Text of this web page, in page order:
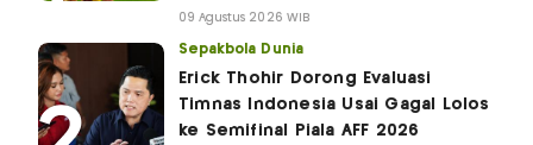
09 Agustus 2026 WIB
Sepakbola Dunia
Erick Thohir Dorong Evaluasi
Timnas Indonesia Usai Gagal Lolos
ke Semifinal Piala AFF 2026